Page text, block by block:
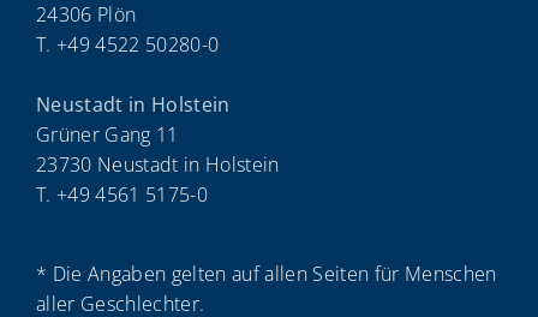
24306 Plön
T. +49 4522 50280-0
Neustadt in Holstein
Grüner Gang 11
23730 Neustadt in Holstein
T. +49 4561 5175-0
* Die Angaben gelten auf allen Seiten für Menschen
aller Geschlechter.